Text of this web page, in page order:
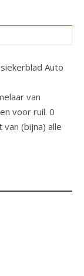
Auto
van
voor ruil. 0
(bijna) alle